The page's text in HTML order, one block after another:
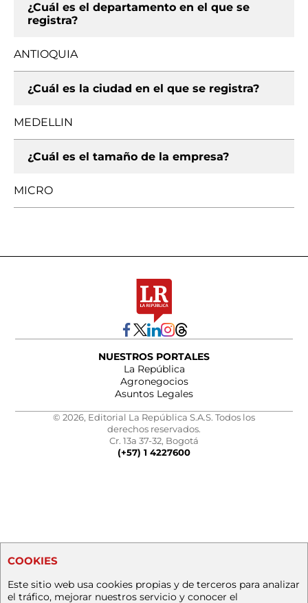
¿Cuál es el departamento en el que se
registra?
ANTIOQUIA
¿Cuál es la ciudad en el que se registra?
MEDELLIN
¿Cuál es el tamaño de la empresa?
MICRO
NUESTROS PORTALES
La República
Agronegocios
Asuntos Legales
© 2026, Editorial La República S.A.S. Todos los
derechos reservados.
Cr. 13a 37-32, Bogotá
(+57) 1 4227600
COOKIES
Este sitio web usa cookies propias y de terceros para analizar
el tráfico, mejorar nuestros servicio y conocer el